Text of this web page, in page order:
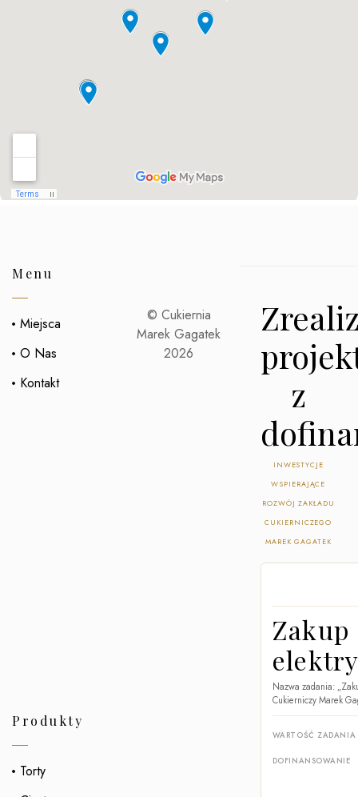
Menu
Miejsca
O Nas
Kontakt
Produkty
Torty
© Cukiernia
Marek Gagatek
2026
z
INWESTYCJE
WSPIERAJĄCE
ROZWÓJ ZAKŁADU
CUKIERNICZEGO
MAREK GAGATEK
Zakup
Nazwa zadania:
Cukierniczy Marek
WARTOŚĆ ZADANIA
DOFINANSOWANIE